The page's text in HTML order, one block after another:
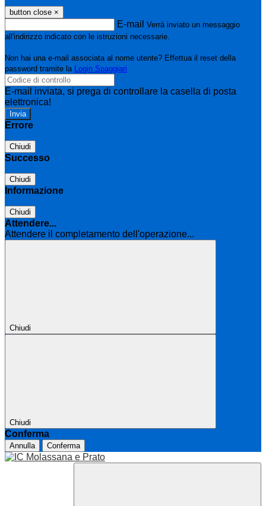
button close ×
E-mail Verrà inviato un messaggio
all'indirizzo indicato con le istruzioni necessarie.
Non hai una e-mail associata al nome utente? Effettua il reset della
password tramite la Login Spaggiari
E-mail inviata, si prega di controllare la casella di posta
elettronica!
Errore
Chiudi
Successo
Chiudi
Informazione
Chiudi
Attendere...
Attendere il completamento dell'operazione...
Chiudi
Chiudi
Conferma
Annulla Conferma